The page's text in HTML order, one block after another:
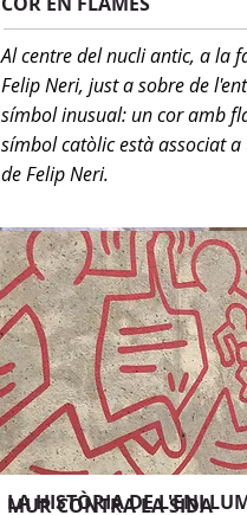
Al centre del nucli antic, a la
Felip Neri, just a sobre de
símbol inusual: un cor amb
símbol catòlic està associat
de Felip Neri.
LA HISTÒRIA DE
MUR CONTRA LA SIDA